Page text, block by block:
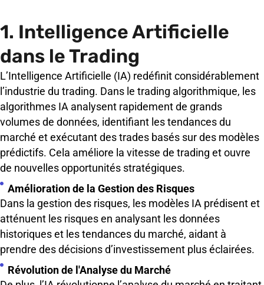
1. Intelligence Artificielle
dans le Trading
L’Intelligence Artificielle (IA) redéfinit considérablement
l’industrie du trading. Dans le trading algorithmique, les
algorithmes IA analysent rapidement de grands
volumes de données, identifiant les tendances du
marché et exécutant des trades basés sur des modèles
prédictifs. Cela améliore la vitesse de trading et ouvre
de nouvelles opportunités stratégiques.
Amélioration de la Gestion des Risques
Dans la gestion des risques, les modèles IA prédisent et
atténuent les risques en analysant les données
historiques et les tendances du marché, aidant à
prendre des décisions d’investissement plus éclairées.
Révolution de l'Analyse du Marché